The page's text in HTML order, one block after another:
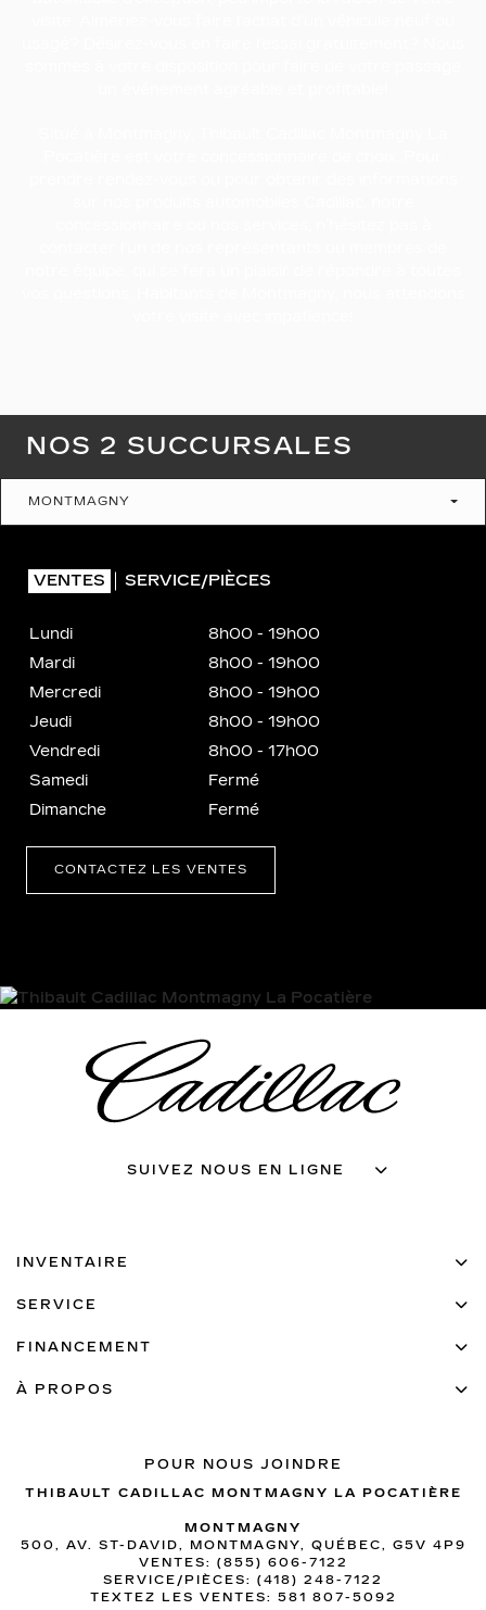
NOS 2 SUCCURSALES
MONTMAGNY
VENTES SERVICE/PIÈCES
Lundi
8h00 - 19h00
Mardi
8h00 - 19h00
Mercredi
8h00 - 19h00
Jeudi
8h00 - 19h00
Vendredi
8h00 - 17h00
Samedi
Fermé
Dimanche
Fermé
CONTACTEZ LES VENTES
SUIVEZ NOUS EN LIGNE
POUR NOUS JOINDRE
THIBAULT CADILLAC MONTMAGNY LA POCATIÈRE
MONTMAGNY
500, AV. ST-DAVID, MONTMAGNY, QUÉBEC, G5V 4P9
VENTES: (855) 606-7122
SERVICE/PIÈCES: (418) 248-7122
TEXTEZ LES VENTES: 581 807-5092
INVENTAIRE
SERVICE
FINANCEMENT
À PROPOS